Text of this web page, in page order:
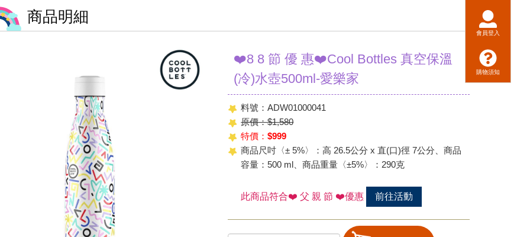
商品明細
❤️8 8 節 優 惠❤️Cool Bottles 真空保溫
(冷)水壺500ml-愛樂家
料號：ADW01000041
原價：$1,580
特價：$999
商品尺吋〈± 5%〉：高 26.5公分 x 直(口)徑 7公分、商品
容量：500 ml、商品重量〈±5%〉：290克
此商品符合❤️ 父 親 節 ❤️優惠 前往活動
會員登入
購物須知